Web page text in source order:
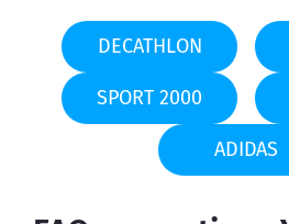
DECATHLON
SPORT 2000
ADIDAS